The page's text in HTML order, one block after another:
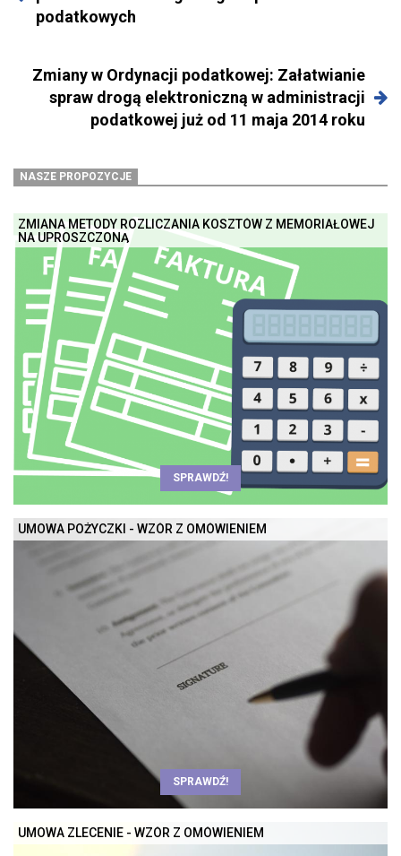
podatkowych
Zmiany w Ordynacji podatkowej: Załatwianie
spraw drogą elektroniczną w administracji
podatkowej już od 11 maja 2014 roku
NASZE PROPOZYCJE
ZMIANA METODY ROZLICZANIA KOSZTÓW Z MEMORIAŁOWEJ
NA UPROSZCZONĄ
SPRAWDŹ!
UMOWA POŻYCZKI - WZÓR Z OMÓWIENIEM
SPRAWDŹ!
UMOWA ZLECENIE - WZÓR Z OMÓWIENIEM